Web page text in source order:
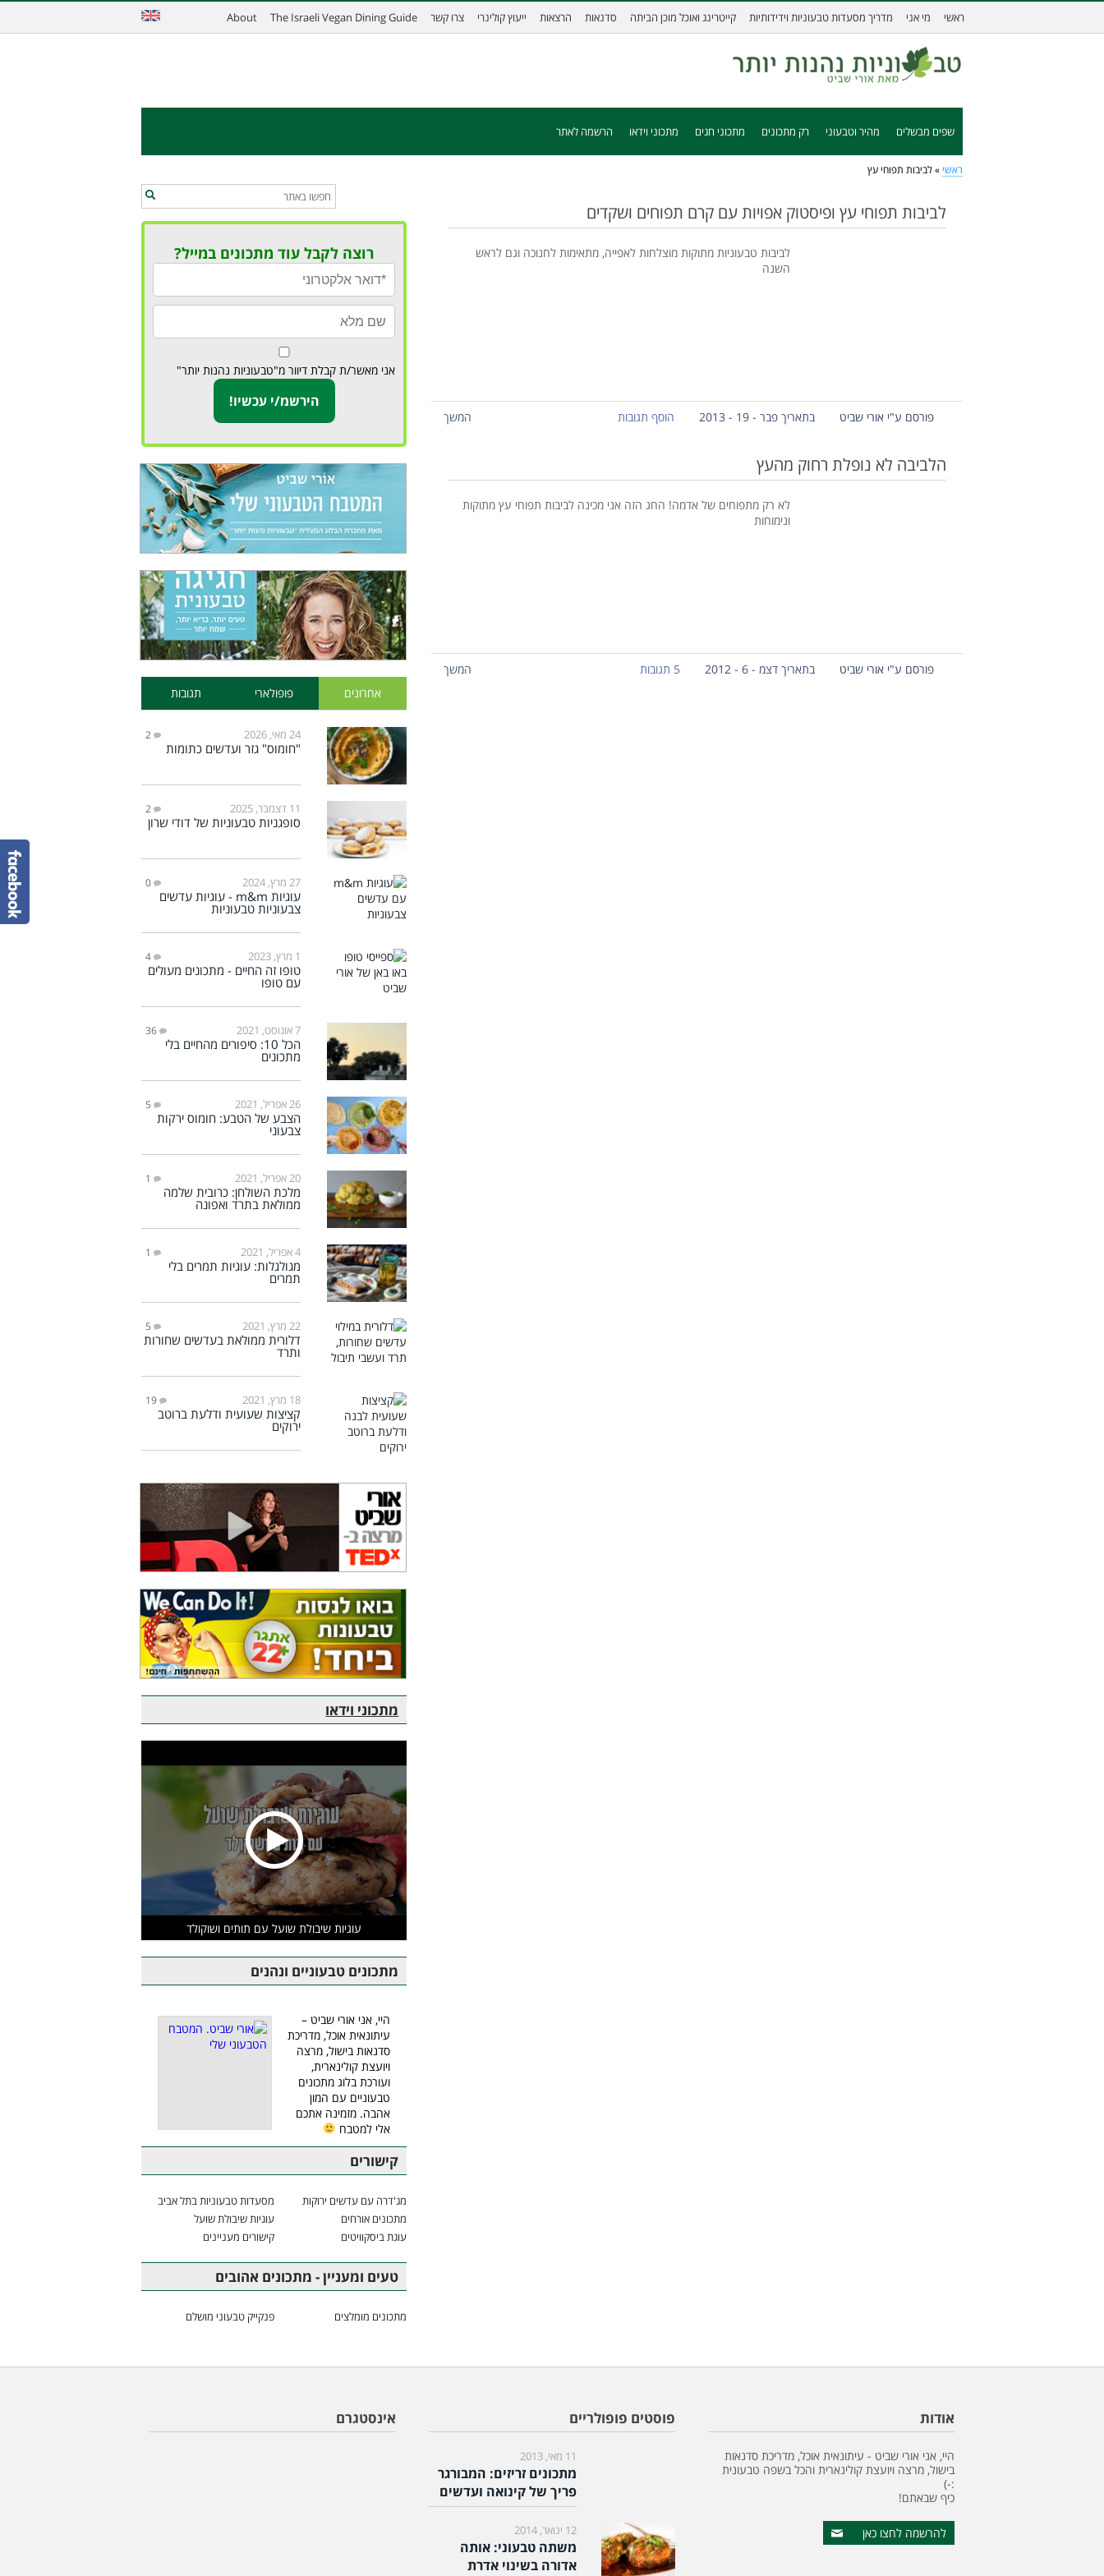
ראשי מי אני מדריך מסעדות טבעוניות וידידותיות קייטרינג ואוכל מוכן הביתה סדנאות הרצאות ייעוץ קולינרי צרו קשר The Israeli Vegan Dining Guide
About
שפים מבשלים מהיר וטבעוני רק מתכונים מתכוני חגים מתכוני וידאו הרשמה לאתר
ראשי » לביבות תפוחי עץ
לביבות תפוחי עץ ופיסטוק אפויות עם קרם תפוחים ושקדים
לביבות טבעוניות מתוקות מוצלחות לאפייה, מתאימות לחנוכה וגם לראש
השנה
פורסם ע"י אורי שביט בתאריך פבר - 19 - 2013 הוסף תגובות המשך
הלביבה לא נופלת רחוק מהעץ
לא רק מתפוחים של אדמה! החג הזה אני מכינה לביבות תפוחי עץ מתוקות
ונימוחות
פורסם ע"י אורי שביט בתאריך דצמ - 6 - 2012 5 תגובות המשך
רוצה לקבל עוד מתכונים במייל?
אני מאשר/ת קבלת דיוור מ"טבעוניות נהנות יותר"
אחרונים פופולארי תגובות
24 מאי, 2026 2
"חומוס" גזר ועדשים כתומות
11 דצמבר, 2025 2
סופגניות טבעוניות של דודי שרון
27 מרץ, 2024 0
עוגיות m&m - עוגיות עדשים
צבעוניות טבעוניות
1 מרץ, 2023 4
טופו זה החיים - מתכונים מעולים
עם טופו
7 אוגוסט, 2021 36
הכל 10: סיפורים מהחיים בלי
מתכונים
26 אפריל, 2021 5
הצבע של הטבע: חומוס ירקות
צבעוני
20 אפריל, 2021 1
מלכת השולחן: כרובית שלמה
ממולאת בתרד ואפונה
4 אפריל, 2021 1
מגולגלות: עוגיות תמרים בלי
תמרים
22 מרץ, 2021 5
דלורית ממולאת בעדשים שחורות
ותרד
18 מרץ, 2021 19
קציצות שעועית ודלעת ברוטב
ירוקים
מתכוני וידאו
עוגיות שיבולת שועל עם תותים ושוקולד
מתכונים טבעוניים ונהנים
היי, אני אורי שביט –
עיתונאית אוכל, מדריכת
סדנאות בישול, מרצה
ויועצת קולינארית,
ועורכת בלוג מתכונים
טבעוניים עם המון
אהבה. מזמינה אתכם
אלי למטבח
קישורים
מג'דרה עם עדשים ירוקות
מסעדות טבעוניות בתל אביב
מתכונים אורחים
עוגיות שיבולת שועל
עוגת ביסקוויטים
קישורים מעניינים
טעים ומעניין - מתכונים אהובים
מתכונים מומלצים פנקייק טבעוני מושלם
אודות
היי, אני אורי שביט - עיתונאית אוכל, מדריכת סדנאות
בישול, מרצה ויועצת קולינארית והכל בשפה טבעונית
:-)
כיף שבאתם!
להרשמה לחצו כאן
פוסטים פופולריים
11 מאי, 2013
מתכונים זריזים: המבורגר
פריך של קינואה ועדשים
12 ינואר, 2014
משתה טבעוני: אותה
אדורה בשינוי אדרת
אינסטגרם